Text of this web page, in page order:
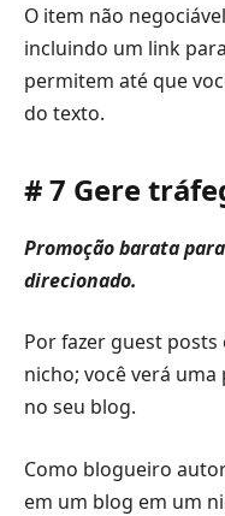
O item não
incluindo um link
permitem até que
do texto.
# 7 Gere
Promoção barata
direcionado.
Por fazer guest
nicho; você verá
no seu blog.
Como blogueiro
em um blog em um